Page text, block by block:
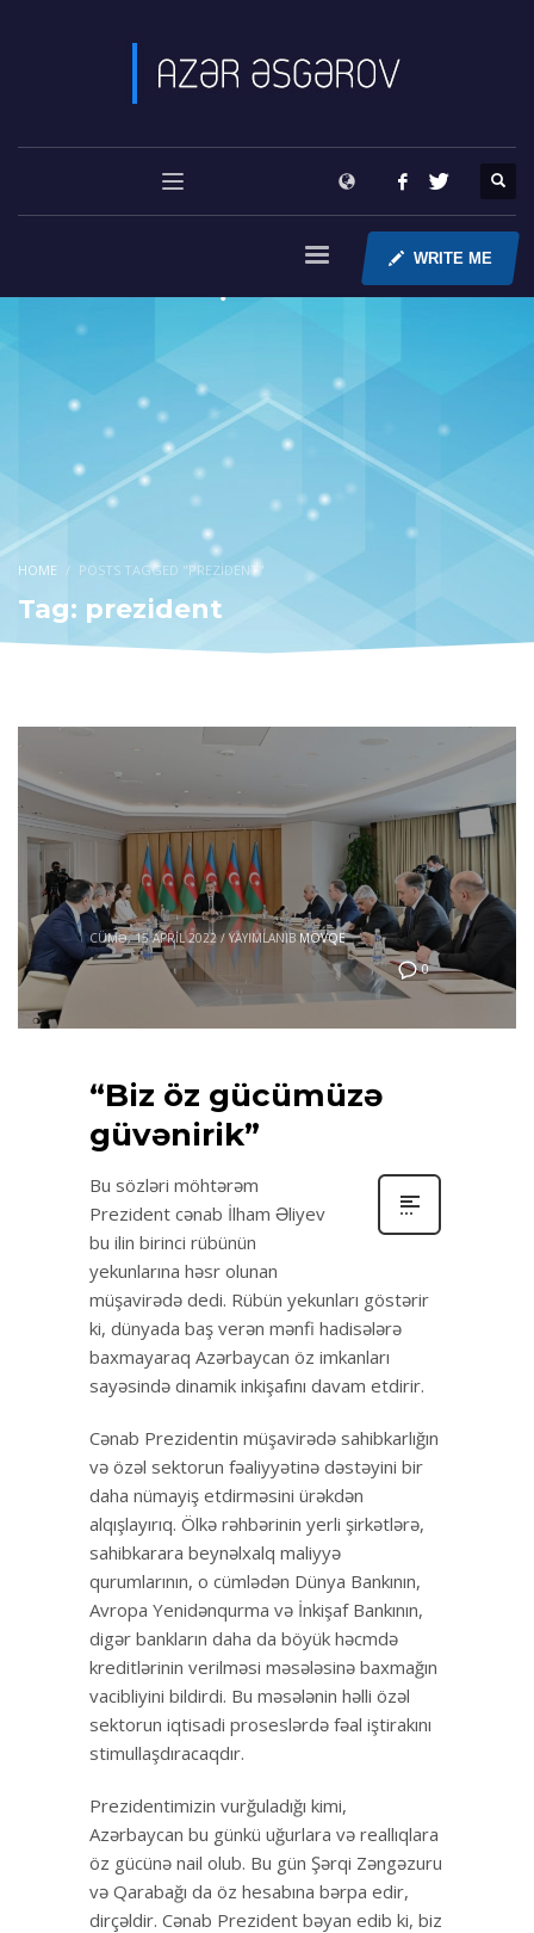
WRITE ME
HOME POSTS TAGGED "PREZIDENT"
Tag: prezident
0
CÜMƏ, 15 APRIL 2022 / YAYIMLANIB MÖVQE
“Biz öz gücümüzə
güvənirik”
Bu sözləri möhtərəm
Prezident cənab İlham Əliyev
bu ilin birinci rübünün
yekunlarına həsr olunan
müşavirədə dedi. Rübün yekunları göstərir
ki, dünyada baş verən mənfi hadisələrə
baxmayaraq Azərbaycan öz imkanları
sayəsində dinamik inkişafını davam etdirir.
Cənab Prezidentin müşavirədə sahibkarlığın
və özəl sektorun fəaliyyətinə dəstəyini bir
daha nümayiş etdirməsini ürəkdən
alqışlayırıq. Ölkə rəhbərinin yerli şirkətlərə,
sahibkarara beynəlxalq maliyyə
qurumlarının, o cümlədən Dünya Bankının,
Avropa Yenidənqurma və İnkişaf Bankının,
digər bankların daha da böyük həcmdə
kreditlərinin verilməsi məsələsinə baxmağın
vacibliyini bildirdi. Bu məsələnin həlli özəl
sektorun iqtisadi proseslərdə fəal iştirakını
stimullaşdıracaqdır.
Prezidentimizin vurğuladığı kimi,
Azərbaycan bu günkü uğurlara və reallıqlara
öz gücünə nail olub. Bu gün Şərqi Zəngəzuru
və Qarabağı da öz hesabına bərpa edir,
dirçəldir. Cənab Prezident bəyan edib ki, biz